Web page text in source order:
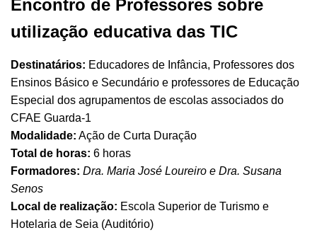
Encontro de Professores sobre
utilização educativa das TIC
Destinatários: Educadores de Infância, Professores dos
Ensinos Básico e Secundário e professores de Educação
Especial dos agrupamentos de escolas associados do
CFAE Guarda-1
Modalidade: Ação de Curta Duração
Total de horas: 6 horas
Formadores: Dra. Maria José Loureiro e Dra. Susana
Senos
Local de realização: Escola Superior de Turismo e
Hotelaria de Seia (Auditório)